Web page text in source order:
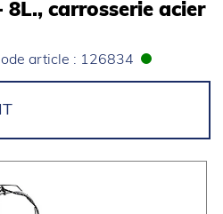
8L., carrosserie acier
article : 126834